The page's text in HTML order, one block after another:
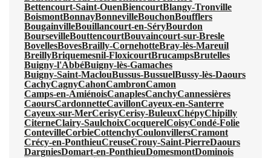
Bettencourt-Saint-OuenBiencourtBlangy-Tronville
BoismontBonnayBonnevilleBouchonBoufflers
BougainvilleBouillancourt-en-SéryBourdon
BoursevilleBouttencourtBouvaincourt-sur-Bresle
BovellesBovesBrailly-CornehotteBray-lès-Mareuil
BreillyBriquemesnil-FloxicourtBrucampsBrutelles
Buigny-l'AbbéBuigny-lès-Gamaches
Buigny-Saint-MaclouBussus-BussuelBussy-lès-Daours
CachyCagnyCahonCambronCamon
Camps-en-AmiénoisCanaplesCanchyCannessières
CaoursCardonnetteCavillonCayeux-en-Santerre
Cayeux-sur-MerCerisyCerisy-BuleuxChépyChipilly
CiterneClairy-SaulchoixCocquerelCoisyCondé-Folie
ContevilleCorbieCottenchyCoulonvillersCramont
Crécy-en-PonthieuCreuseCrouy-Saint-PierreDaours
DargniesDomart-en-PonthieuDomesmontDominois